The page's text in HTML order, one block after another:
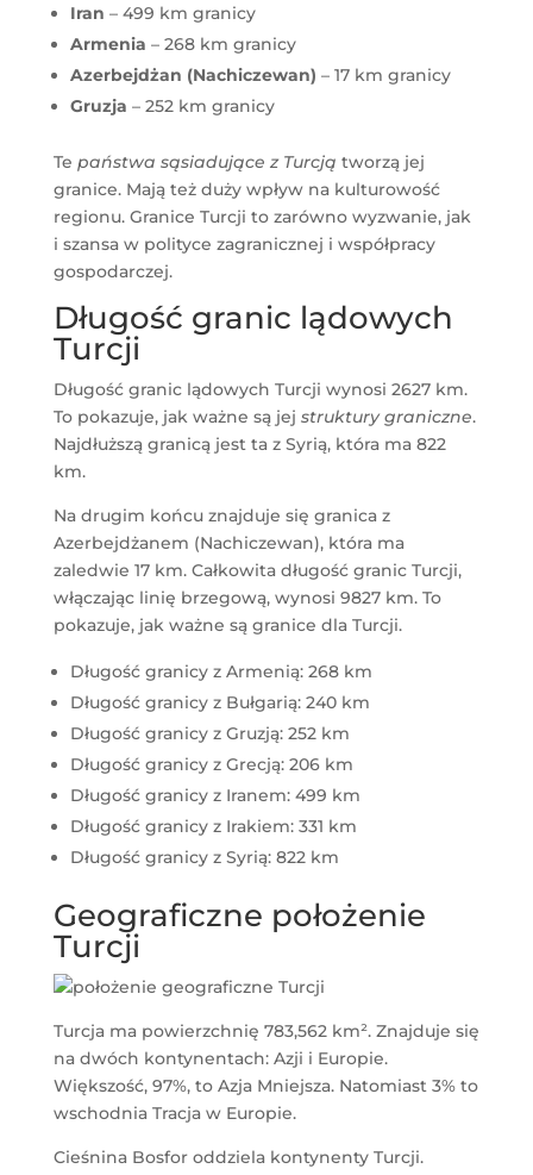
Iran – 499 km granicy
Armenia – 268 km granicy
Azerbejdżan (Nachiczewan) – 17 km granicy
Gruzja – 252 km granicy
Te państwa sąsiadujące z Turcją tworzą jej
granice. Mają też duży wpływ na kulturowość
regionu. Granice Turcji to zarówno wyzwanie, jak
i szansa w polityce zagranicznej i współpracy
gospodarczej.
Długość granic lądowych
Turcji
Długość granic lądowych Turcji wynosi 2627 km.
To pokazuje, jak ważne są jej struktury graniczne.
Najdłuższą granicą jest ta z Syrią, która ma 822
km.
Na drugim końcu znajduje się granica z
Azerbejdżanem (Nachiczewan), która ma
zaledwie 17 km. Całkowita długość granic Turcji,
włączając linię brzegową, wynosi 9827 km. To
pokazuje, jak ważne są granice dla Turcji.
Długość granicy z Armenią: 268 km
Długość granicy z Bułgarią: 240 km
Długość granicy z Gruzją: 252 km
Długość granicy z Grecją: 206 km
Długość granicy z Iranem: 499 km
Długość granicy z Irakiem: 331 km
Długość granicy z Syrią: 822 km
Geograficzne położenie
Turcji
Turcja ma powierzchnię 783,562 km². Znajduje się
na dwóch kontynentach: Azji i Europie.
Większość, 97%, to Azja Mniejsza. Natomiast 3% to
wschodnia Tracja w Europie.
Cieśnina Bosfor oddziela kontynenty Turcji.